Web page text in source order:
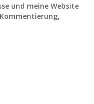
und meine Website